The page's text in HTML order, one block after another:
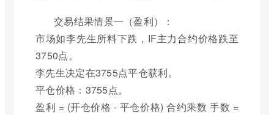
交易结果情景一（盈利）：
市场如李先生所料下跌，IF主力合约价格跌至
3750点。
李先生决定在3755点平仓获利。
平仓价格：3755点。
盈利 = (开仓价格 - 平仓价格) 合约乘数 手数 =